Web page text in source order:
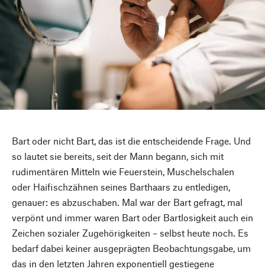
Bart oder nicht Bart, das ist die entscheidende Frage. Und
so lautet sie bereits, seit der Mann begann, sich mit
rudimentären Mitteln wie Feuerstein, Muschelschalen
oder Haifischzähnen seines Barthaars zu entledigen,
genauer: es abzuschaben. Mal war der Bart gefragt, mal
verpönt und immer waren Bart oder Bartlosigkeit auch ein
Zeichen sozialer Zugehörigkeiten – selbst heute noch. Es
bedarf dabei keiner ausgeprägten Beobachtungsgabe, um
das in den letzten Jahren exponentiell gestiegene